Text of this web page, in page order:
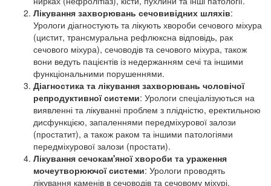
Лікування захворювань сечовивідних шляхів:
Урологи діагностують та лікують хвороби сечового міхура
(цистит, трансмуральна рефлюксна відповідь, рак
сечового міхура), сечоводів та сечового міхура, також
вони ведуть пацієнтів із недержанням сечі та іншими
функціональними порушеннями.
Діагностика та лікування захворювань чоловічої
репродуктивної системи: Урологи спеціалізуються на
виявленні та лікуванні проблем з плідністю, еректильною
дисфункцією, запаленнями передміхурової залози
(простатит), а також раком та іншими патологіями
передміхурової залози (простати).
Лікування сечокам'яної хвороби та ураження
мочеутворюючої системи: Урологи проводять
лікування каменів в сечоводів та сечовому міхурі,